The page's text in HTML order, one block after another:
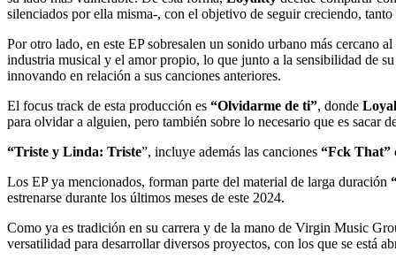
silenciados por ella misma-, con el objetivo de seguir creciendo,
Por otro lado, en este EP sobresalen un sonido urbano más cercano
industria musical y el amor propio, lo que junto a la sensibilidad de
innovando en relación a sus canciones anteriores.
El focus track de esta producción es “Olvidarme de ti”, donde
para olvidar a alguien, pero también sobre lo necesario que es sacar
“Triste y Linda: Triste”, incluye además las canciones “Fck That”
Los EP ya mencionados, forman parte del material de larga duración
estrenarse durante los últimos meses de este 2024.
Como ya es tradición en su carrera y de la mano de Virgin Music
versatilidad para desarrollar diversos proyectos, con los que se está